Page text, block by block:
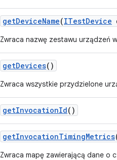
getDeviceName(ITestDevice
Zwraca nazwę zestawu urządzeń
getDevices()
Zwraca wszystkie przydzielone
getInvocationId()
getInvocationTimingMetrics
Zwraca mapę zawierającą dane o